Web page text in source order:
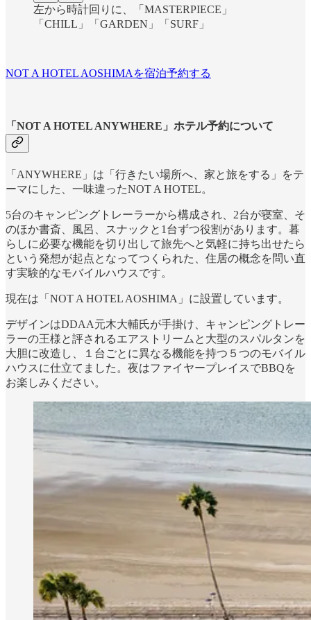
左から時計回りに、「MASTERPIECE」
「CHILL」「GARDEN」「SURF」
NOT A HOTEL AOSHIMAを宿泊予約する
「NOT A HOTEL ANYWHERE」ホテル予約について
「ANYWHERE」は「行きたい場所へ、家と旅をする」をテ
ーマにした、一味違ったNOT A HOTEL。
5台のキャンピングトレーラーから構成され、2台が寝室、そ
のほか書斎、風呂、スナックと1台ずつ役割があります。暮
らしに必要な機能を切り出して旅先へと気軽に持ち出せたら
という発想が起点となってつくられた、住居の概念を問い直
す実験的なモバイルハウスです。
現在は「NOT A HOTEL AOSHIMA」に設置しています。
デザインはDDAA元木大輔氏が手掛け、キャンピングトレー
ラーの王様と評されるエアストリームと大型のスパルタンを
大胆に改造し、１台ごとに異なる機能を持つ５つのモバイル
ハウスに仕立てました。夜はファイヤープレイスでBBQを
お楽しみください。